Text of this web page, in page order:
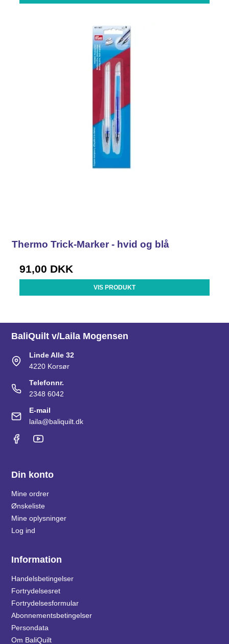
Thermo Trick-Marker - hvid og blå
91,00 DKK
VIS PRODUKT
BaliQuilt v/Laila Mogensen
Linde Alle 32
4220 Korsør
Telefonnr.
2348 6042
E-mail
laila@baliquilt.dk
Din konto
Mine ordrer
Ønskeliste
Mine oplysninger
Log ind
Information
Handelsbetingelser
Fortrydelsesret
Fortrydelsesformular
Abonnementsbetingelser
Persondata
Om BaliQuilt